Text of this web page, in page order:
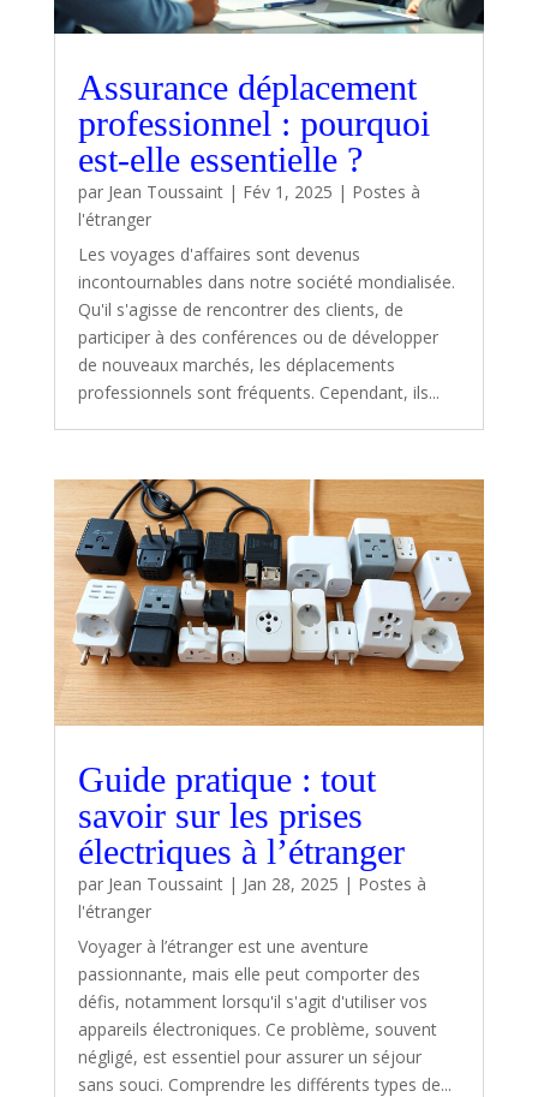
Assurance déplacement
professionnel : pourquoi
est-elle essentielle ?
par Jean Toussaint| Fév 1, 2025 | Postes à
l'étranger
Les voyages d'affaires sont devenus
incontournables dans notre société mondialisée.
Qu'il s'agisse de rencontrer des clients, de
participer à des conférences ou de développer
de nouveaux marchés, les déplacements
professionnels sont fréquents. Cependant, ils...
Guide pratique : tout
savoir sur les prises
électriques à l’étranger
par Jean Toussaint| Jan 28, 2025 | Postes à
l'étranger
Voyager à l’étranger est une aventure
passionnante, mais elle peut comporter des
défis, notamment lorsqu'il s'agit d'utiliser vos
appareils électroniques. Ce problème, souvent
négligé, est essentiel pour assurer un séjour
sans souci. Comprendre les différents types de...